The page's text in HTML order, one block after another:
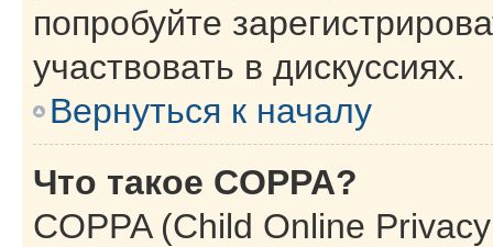
попробуйте
участвовать в дискуссиях.
Вернуться к началу
Что такое COPPA?
COPPA (Child Online